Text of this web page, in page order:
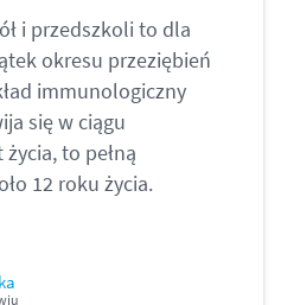
i przedszkoli to dla
okresu przeziębień
immunologiczny
się w ciągu
to pełną
12 roku życia.